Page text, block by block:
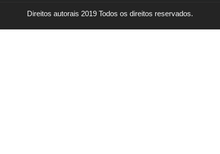
Direitos autorais 2019 Todos os direitos reservados.